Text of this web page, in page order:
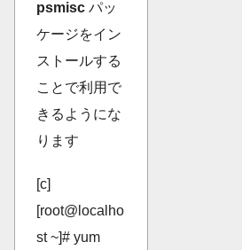
psmisc パッ
ケージをイン
ストールする
ことで利用で
きるようにな
ります
[c]
[root@localho
st ~]# yum